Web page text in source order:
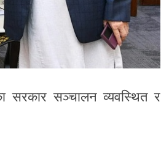
सरकार सञ्चालन व्यवस्थित र